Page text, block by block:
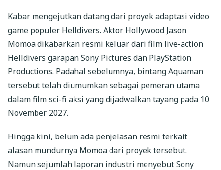
Kabar mengejutkan datang dari proyek adaptasi video
game populer Helldivers. Aktor Hollywood Jason
Momoa dikabarkan resmi keluar dari film live-action
Helldivers garapan Sony Pictures dan PlayStation
Productions. Padahal sebelumnya, bintang Aquaman
tersebut telah diumumkan sebagai pemeran utama
dalam film sci-fi aksi yang dijadwalkan tayang pada 10
November 2027.
Hingga kini, belum ada penjelasan resmi terkait
alasan mundurnya Momoa dari proyek tersebut.
Namun sejumlah laporan industri menyebut Sony